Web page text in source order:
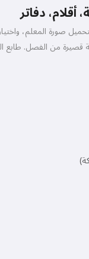
دفاتر
صورة المعلم،
قصيرة من الفصل.
كتابة قصائد
🥰